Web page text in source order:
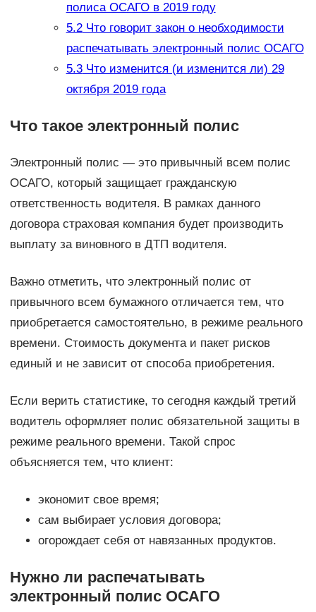
полиса ОСАГО в 2019 году
5.2Что говорит закон о необходимости
распечатывать электронный полис ОСАГО
5.3Что изменится (и изменится ли) 29
октября 2019 года
Что такое электронный полис
Электронный полис — это привычный всем полис
ОСАГО, который защищает гражданскую
ответственность водителя. В рамках данного
договора страховая компания будет производить
выплату за виновного в ДТП водителя.
Важно отметить, что электронный полис от
привычного всем бумажного отличается тем, что
приобретается самостоятельно, в режиме реального
времени. Стоимость документа и пакет рисков
единый и не зависит от способа приобретения.
Если верить статистике, то сегодня каждый третий
водитель оформляет полис обязательной защиты в
режиме реального времени. Такой спрос
объясняется тем, что клиент:
экономит свое время;
сам выбирает условия договора;
огорождает себя от навязанных продуктов.
Нужно ли распечатывать
электронный полис ОСАГО